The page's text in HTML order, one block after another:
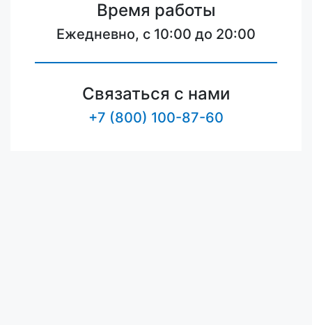
Время работы
Ежедневно, с 10:00 до 20:00
Связаться с нами
+7 (800) 100-87-60